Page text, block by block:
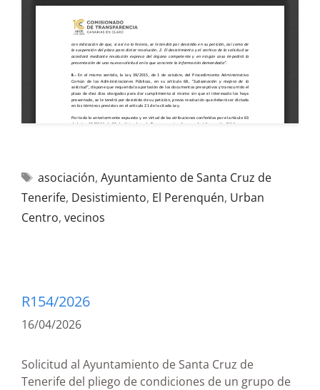
asociación, Ayuntamiento de Santa Cruz de
Tenerife, Desistimiento, El Perenquén, Urban
Centro, vecinos
R154/2026
16/04/2026
Solicitud al Ayuntamiento de Santa Cruz de
Tenerife del pliego de condiciones de un grupo de